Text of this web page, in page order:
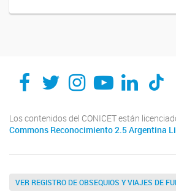
Los contenidos del CONICET están
Commons Reconocimiento 2.5 Argentina
VER REGISTRO DE OBSEQUIOS Y VIAJES DE